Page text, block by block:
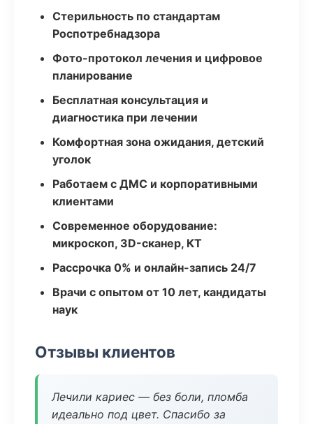
Стерильность по стандартам
Роспотребнадзора
Фото-протокол лечения и цифровое
планирование
Бесплатная консультация и
диагностика при лечении
Комфортная зона ожидания, детский
уголок
Работаем с ДМС и корпоративными
клиентами
Современное оборудование:
микроскоп, 3D-сканер, КТ
Рассрочка 0% и онлайн-запись 24/7
Врачи с опытом от 10 лет, кандидаты
наук
Отзывы клиентов
Лечили кариес — без боли, пломба
идеально под цвет. Спасибо за